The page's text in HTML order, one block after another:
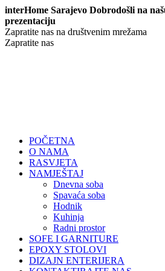
interHome Sarajevo Dobrodošli na
prezentaciju
Zapratite nas na društvenim mrežama
Zapratite nas
POČETNA
O NAMA
RASVJETA
NAMJEŠTAJ
Dnevna soba
Spavaća soba
Hodnik
Kuhinja
Radni prostor
SOFE I GARNITURE
EPOXY STOLOVI
DIZAJN ENTERIJERA